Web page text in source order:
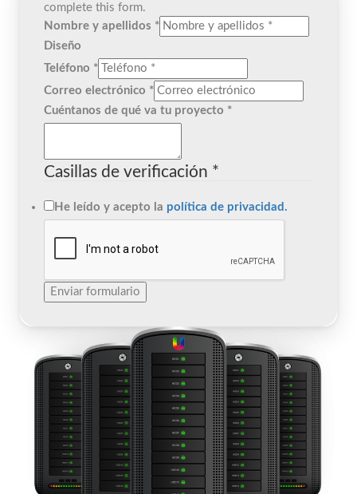
complete this form.
Nombre y apellidos *
Diseño
Teléfono *
Correo electrónico *
Cuéntanos de qué va tu proyecto *
Casillas de verificación *
He leído y acepto la política de privacidad.
Enviar formulario